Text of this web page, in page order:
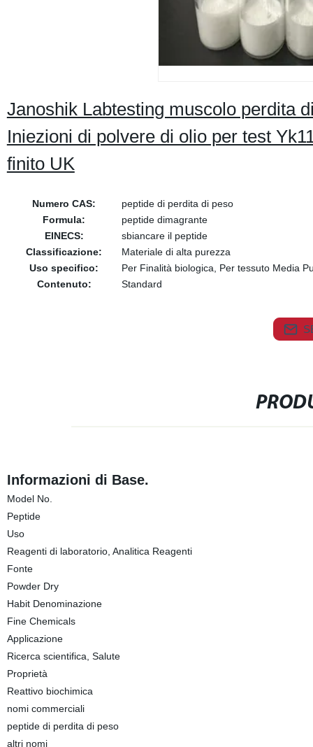
Janoshik Labtesting muscolo perdita
Iniezioni di polvere di olio per test
finito UK
Numero CAS:
peptide di perdita di peso
Formula:
peptide dimagrante
EINECS:
sbiancare il peptide
Classificazione:
Materiale di alta purezza
Uso specifico:
Per Finalità biologica, Per tessuto Media
Contenuto:
Standard
Informazioni di Base.
Model No.
Peptide
Uso
Reagenti di laboratorio, Analitica Reagenti
Fonte
Powder Dry
Habit Denominazione
Fine Chemicals
Applicazione
Ricerca scientifica, Salute
Proprietà
Reattivo biochimica
nomi commerciali
peptide di perdita di peso
altri nomi